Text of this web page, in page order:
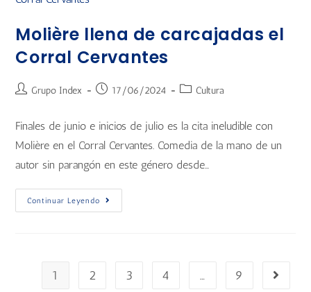
Molière llena de carcajadas el
Corral Cervantes
Grupo Index 17/06/2024 Cultura
Finales de junio e inicios de julio es la cita ineludible con
Molière en el Corral Cervantes. Comedia de la mano de un
autor sin parangón en este género desde…
Continuar Leyendo
1 2 3 4 … 9